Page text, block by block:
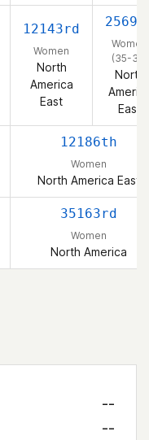
12143rd
Women
North
America
East
Women
(35-39)
North
East
12186th
Women
North America East
35163rd
Women
North America
--
--